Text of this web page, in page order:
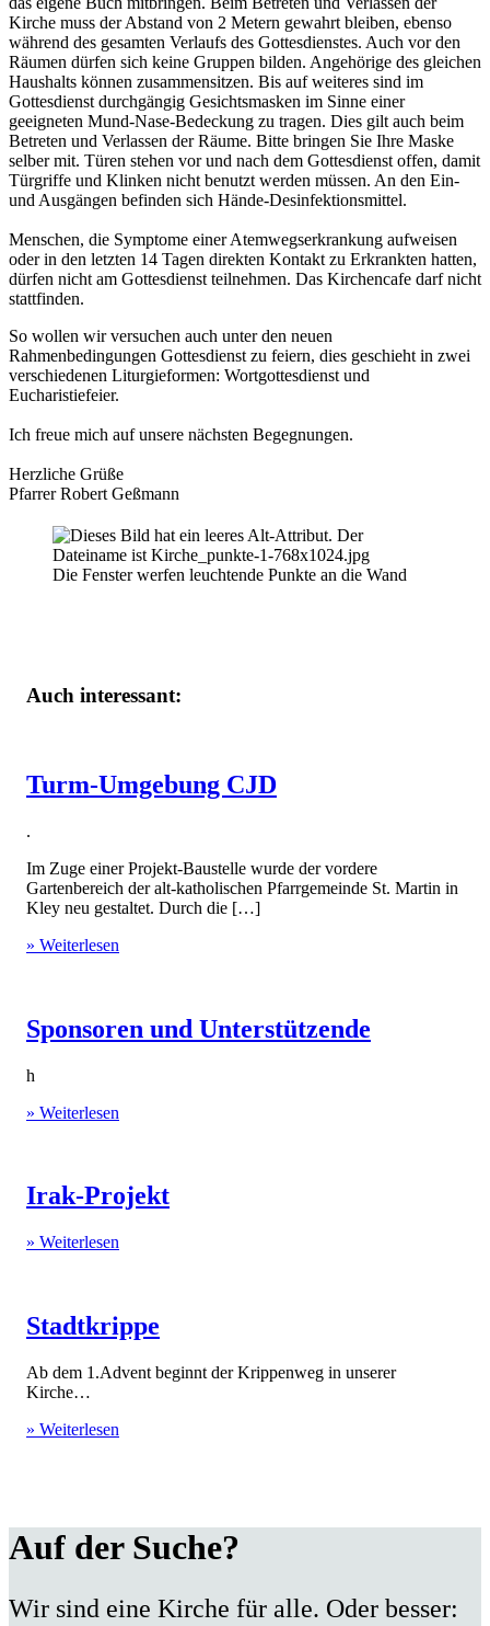
Kirche muss der Abstand von 2 Metern gewahrt bleiben, ebenso
während des gesamten Verlaufs des Gottesdienstes. Auch vor den
Räumen dürfen sich keine Gruppen bilden. Angehörige des gleichen
Haushalts können zusammensitzen. Bis auf weiteres sind im
Gottesdienst durchgängig Gesichtsmasken im Sinne einer
geeigneten Mund-Nase-Bedeckung zu tragen. Dies gilt auch beim
Betreten und Verlassen der Räume. Bitte bringen Sie Ihre Maske
selber mit. Türen stehen vor und nach dem Gottesdienst offen, damit
Türgriffe und Klinken nicht benutzt werden müssen. An den Ein-
und Ausgängen befinden sich Hände-Desinfektionsmittel.
Menschen, die Symptome einer Atemwegserkrankung aufweisen
oder in den letzten 14 Tagen direkten Kontakt zu Erkrankten hatten,
dürfen nicht am Gottesdienst teilnehmen. Das Kirchencafe darf nicht
stattfinden.
So wollen wir versuchen auch unter den neuen
Rahmenbedingungen Gottesdienst zu feiern, dies geschieht in zwei
verschiedenen Liturgieformen: Wortgottesdienst und
Eucharistiefeier.
Ich freue mich auf unsere nächsten Begegnungen.
Herzliche Grüße
Pfarrer Robert Geßmann
Die Fenster werfen leuchtende Punkte an die Wand
Auch interessant:
Turm-Umgebung CJD
.
Im Zuge einer Projekt-Baustelle wurde der vordere
Gartenbereich der alt-katholischen Pfarrgemeinde St. Martin in
Kley neu gestaltet. Durch die […]
» Weiterlesen
Sponsoren und Unterstützende
h
» Weiterlesen
Irak-Projekt
» Weiterlesen
Stadtkrippe
Ab dem 1.Advent beginnt der Krippenweg in unserer
Kirche…
» Weiterlesen
Auf der Suche?
Wir sind eine Kirche für alle. Oder besser: